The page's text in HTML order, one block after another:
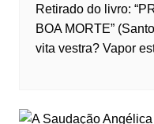
Retirado do livro:
BOA MORTE”
vita vestra? Vapor